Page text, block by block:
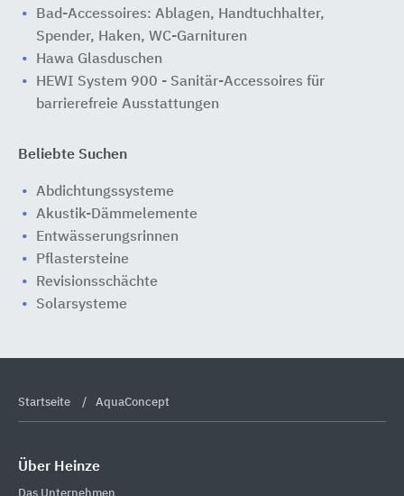
Bad-Accessoires: Ablagen, Handtuchhalter,
Spender, Haken, WC-Garnituren
Hawa Glasduschen
HEWI System 900 - Sanitär-Accessoires für
barrierefreie Ausstattungen
Beliebte Suchen
Abdichtungssysteme
Akustik-Dämmelemente
Entwässerungsrinnen
Pflastersteine
Revisionsschächte
Solarsysteme
Startseite AquaConcept
Über Heinze
Das Unternehmen